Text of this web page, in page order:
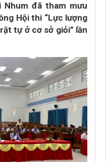
Nhum đã tham mưu
Hội thi “Lực lượng
tự ở cơ sở giỏi” lần